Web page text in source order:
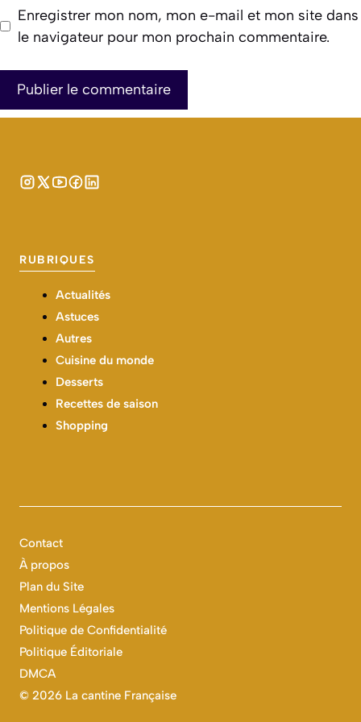
Enregistrer mon nom, mon e-mail et mon site dans
le navigateur pour mon prochain commentaire.
RUBRIQUES
Actualités
Astuces
Autres
Cuisine du monde
Desserts
Recettes de saison
Shopping
© 2026 La cantine Française
Contact
À propos
Plan du Site
Mentions Légales
Politique de Confidentialité
Politique Éditoriale
DMCA